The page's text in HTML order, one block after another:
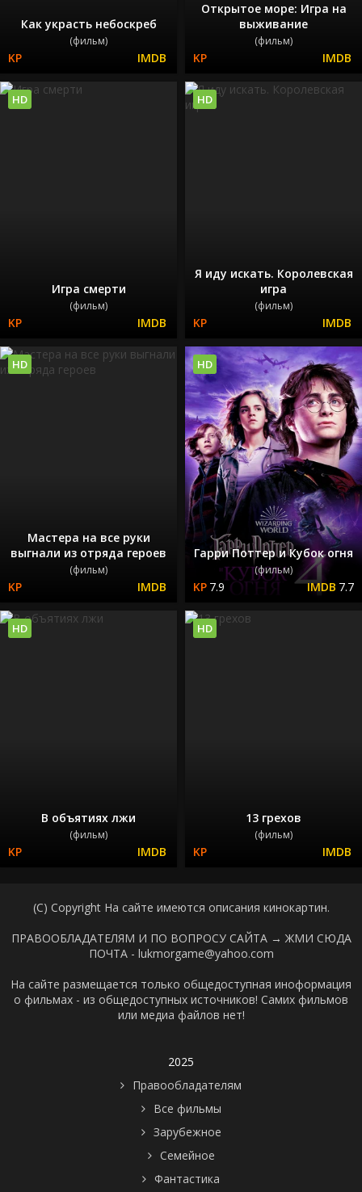
Как украсть небоскреб
(фильм)
Открытое море: Игра на
выживание
(фильм)
Игра смерти
(фильм)
HD
Я иду искать. Королевская
игра
(фильм)
HD
Мастера на все руки
выгнали из отряда героев
(фильм)
HD
Гарри Поттер и Кубок огня
(фильм)
7.9 7.7
HD
В объятиях лжи
(фильм)
HD
13 грехов
(фильм)
HD
(C) Copyright На сайте имеются описания кинокартин.
ПРАВООБЛАДАТЕЛЯМ И ПО ВОПРОСУ САЙТА → ЖМИ СЮДА
ПОЧТА - lukmorgame@yahoo.com
На сайте размещается только общедоступная иноформация
о фильмах - из общедоступных источников! Самих фильмов
или медиа файлов нет!
2025
Правообладателям
Все фильмы
Зарубежное
Семейное
Фантастика